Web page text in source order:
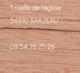
1 ruelle de l'église
56370 SARZEAU
09 54 76 25 26